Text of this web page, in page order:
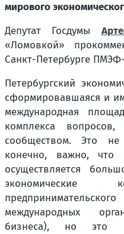
мирового
Депутат Госдумы
«Ломовкой»
Санкт-Петербурге ПМЭФ-
Петербургский
сформировавшаяся и
международная
комплекса
сообществом. Это
конечно, важно, что
осуществляется
экономические
международных
бизнеса), но это